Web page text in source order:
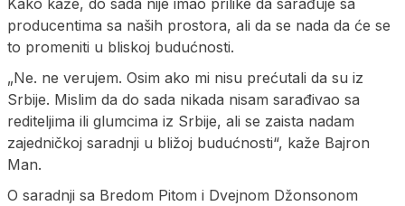
producentima sa naših prostora, ali da se nada da će se
to promeniti u bliskoj budućnosti.
„Ne. ne verujem. Osim ako mi nisu prećutali da su iz
Srbije. Mislim da do sada nikada nisam sarađivao sa
rediteljima ili glumcima iz Srbije, ali se zaista nadam
zajedničkoj saradnji u bližoj budućnosti“, kaže Bajron
Man.
O saradnji sa Bredom Pitom i Dvejnom Džonsonom